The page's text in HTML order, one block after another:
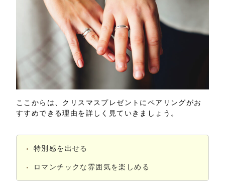
ここからは、クリスマスプレゼントにペアリングがお
すすめできる理由を詳しく見ていきましょう。
特別感を出せる
ロマンチックな雰囲気を楽しめる